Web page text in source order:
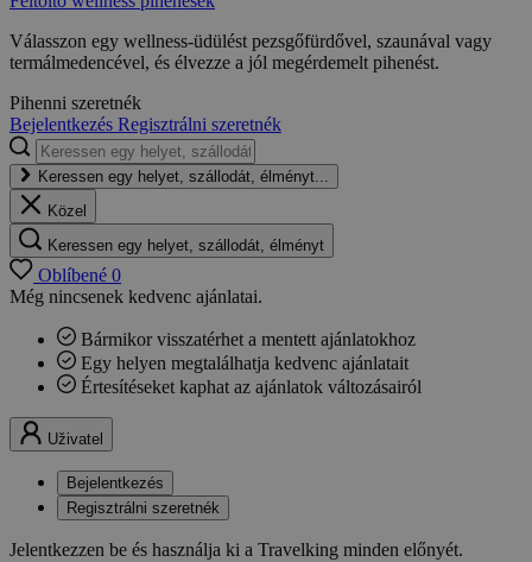
Válasszon egy wellness-üdülést pezsgőfürdővel, szaunával vagy
termálmedencével, és élvezze a jól megérdemelt pihenést.
Pihenni szeretnék
Bejelentkezés Regisztrálni szeretnék
Keressen egy helyet, szállodát, élményt...
Közel
Keressen egy helyet, szállodát, élményt
Oblíbené 0
Még nincsenek kedvenc ajánlatai.
Bármikor visszatérhet a mentett ajánlatokhoz
Egy helyen megtalálhatja kedvenc ajánlatait
Értesítéseket kaphat az ajánlatok változásairól
Uživatel
Bejelentkezés
Regisztrálni szeretnék
Jelentkezzen be és használja ki a Travelking minden előnyét.